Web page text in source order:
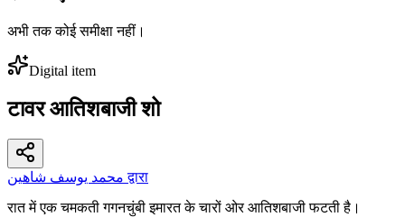
अभी तक कोई समीक्षा नहीं।
Digital item
टावर आतिशबाजी शो
محمد يوسف شاهين द्वारा
रात में एक चमकती गगनचुंबी इमारत के चारों ओर आतिशबाजी फटती है।